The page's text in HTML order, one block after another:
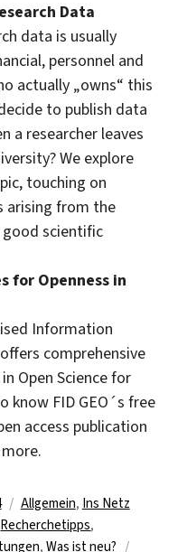
Data
data is usually
personnel and
actually „owns“ this
to publish data
a researcher leaves
We explore
touching on
arising from the
scientific
for Openness in
Information
comprehensive
Open Science for
know FID GEO´s free
access publication
Kategorien
Allgemein, Ins Netz
Recherchetipps,
,Was ist neu?